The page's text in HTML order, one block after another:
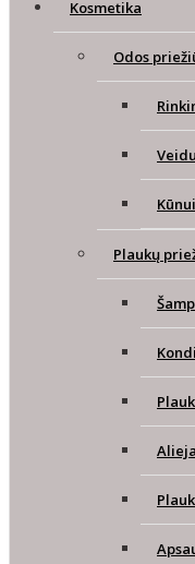
Kosmetika
Odos
Kūnui
Plaukų